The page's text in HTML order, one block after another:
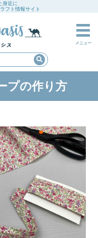
身近に
フト情報サイト
メニュー
プの作り方